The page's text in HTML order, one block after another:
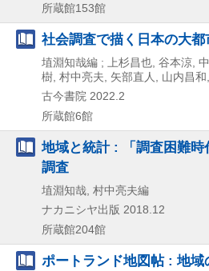
所蔵館153館
社会調査で描く日本の大都
埴淵知哉編 ; 上杉昌也, 谷本涼,
樹, 村中亮夫, 矢部直人, 山内昌
古今書院 2022.2
所蔵館6館
地域と統計 : 「調査困難時
調査
埴淵知哉, 村中亮夫編
ナカニシヤ出版 2018.12
所蔵館204館
ポートランド地図帖 : 地